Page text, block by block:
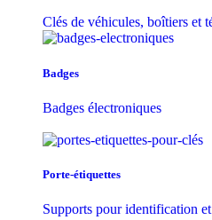
Clés de véhicules, boîtiers et
Badges
Badges électroniques
Porte-étiquettes
Supports pour identification